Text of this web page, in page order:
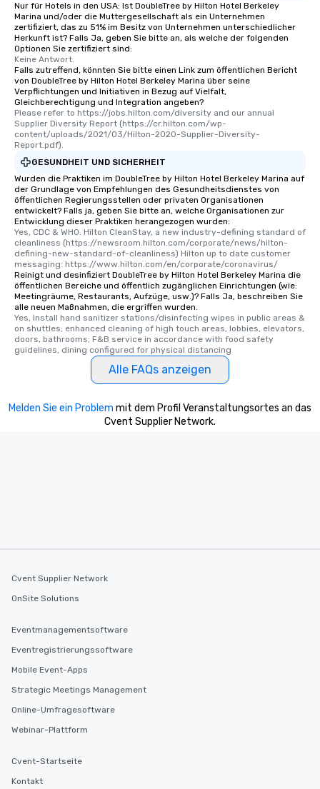
Nur für Hotels in den USA: Ist DoubleTree by Hilton Hotel Berkeley
Marina und/oder die Muttergesellschaft als ein Unternehmen
zertifiziert, das zu 51% im Besitz von Unternehmen unterschiedlicher
Herkunft ist? Falls Ja, geben Sie bitte an, als welche der folgenden
Optionen Sie zertifiziert sind:
Keine Antwort.
Falls zutreffend, könnten Sie bitte einen Link zum öffentlichen Bericht
von DoubleTree by Hilton Hotel Berkeley Marina über seine
Verpflichtungen und Initiativen in Bezug auf Vielfalt,
Gleichberechtigung und Integration angeben?
Please refer to https://jobs.hilton.com/diversity and our annual
Supplier Diversity Report (https://cr.hilton.com/wp-
content/uploads/2021/03/Hilton-2020-Supplier-Diversity-
Report.pdf).
GESUNDHEIT UND SICHERHEIT
Wurden die Praktiken im DoubleTree by Hilton Hotel Berkeley Marina auf
der Grundlage von Empfehlungen des Gesundheitsdienstes von
öffentlichen Regierungsstellen oder privaten Organisationen
entwickelt? Falls ja, geben Sie bitte an, welche Organisationen zur
Entwicklung dieser Praktiken herangezogen wurden:
Yes, CDC & WHO. Hilton CleanStay, a new industry-defining standard of
cleanliness (https://newsroom.hilton.com/corporate/news/hilton-
defining-new-standard-of-cleanliness) Hilton up to date customer
messaging: https://www.hilton.com/en/corporate/coronavirus/
Reinigt und desinfiziert DoubleTree by Hilton Hotel Berkeley Marina die
öffentlichen Bereiche und öffentlich zugänglichen Einrichtungen (wie:
Meetingräume, Restaurants, Aufzüge, usw.)? Falls Ja, beschreiben Sie
alle neuen Maßnahmen, die ergriffen wurden.
Yes, Install hand sanitizer stations/disinfecting wipes in public areas &
on shuttles; enhanced cleaning of high touch areas, lobbies, elevators,
doors, bathrooms; F&B service in accordance with food safety
guidelines, dining configured for physical distancing
Alle FAQs anzeigen
Melden Sie ein Problem mit dem Profil Veranstaltungsortes an das
Cvent Supplier Network.
Cvent Supplier Network
OnSite Solutions
Eventmanagementsoftware
Eventregistrierungssoftware
Mobile Event-Apps
Strategic Meetings Management
Online-Umfragesoftware
Webinar-Plattform
Cvent-Startseite
Kontakt